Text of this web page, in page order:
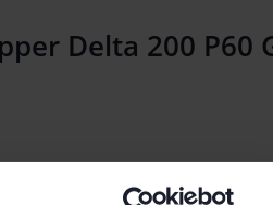
Delta 200 P60